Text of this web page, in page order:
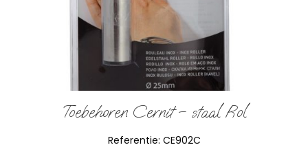
Toebehoren Cernit – staal Rol
Referentie: CE902C